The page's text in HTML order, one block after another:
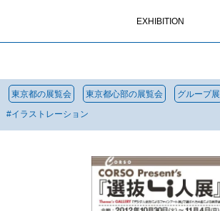
EXHIBITION
東京都の展覧会 東京都心部の展覧会 グループ展
#イラストレーション